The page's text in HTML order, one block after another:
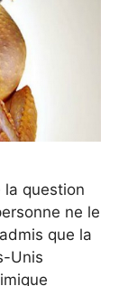
la question
ne le
que la
Unis